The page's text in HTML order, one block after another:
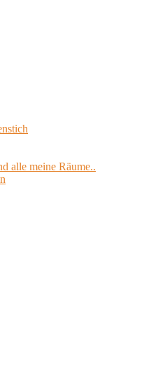
alle meine Räume..